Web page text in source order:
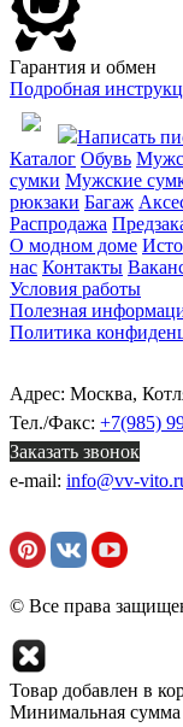
Гарантия и обмен
Подробная
Написать
Каталог Обувь
сумки Мужские
рюкзаки Багаж
Распродажа
О модном доме
нас Контакты
Условия работы
Полезная
Политика
Адрес: Москва,
Тел./Факс: +7(985)
Заказать звонок
e-mail: info@vv-
© Все права
Товар добавлен в
Минимальная сумма